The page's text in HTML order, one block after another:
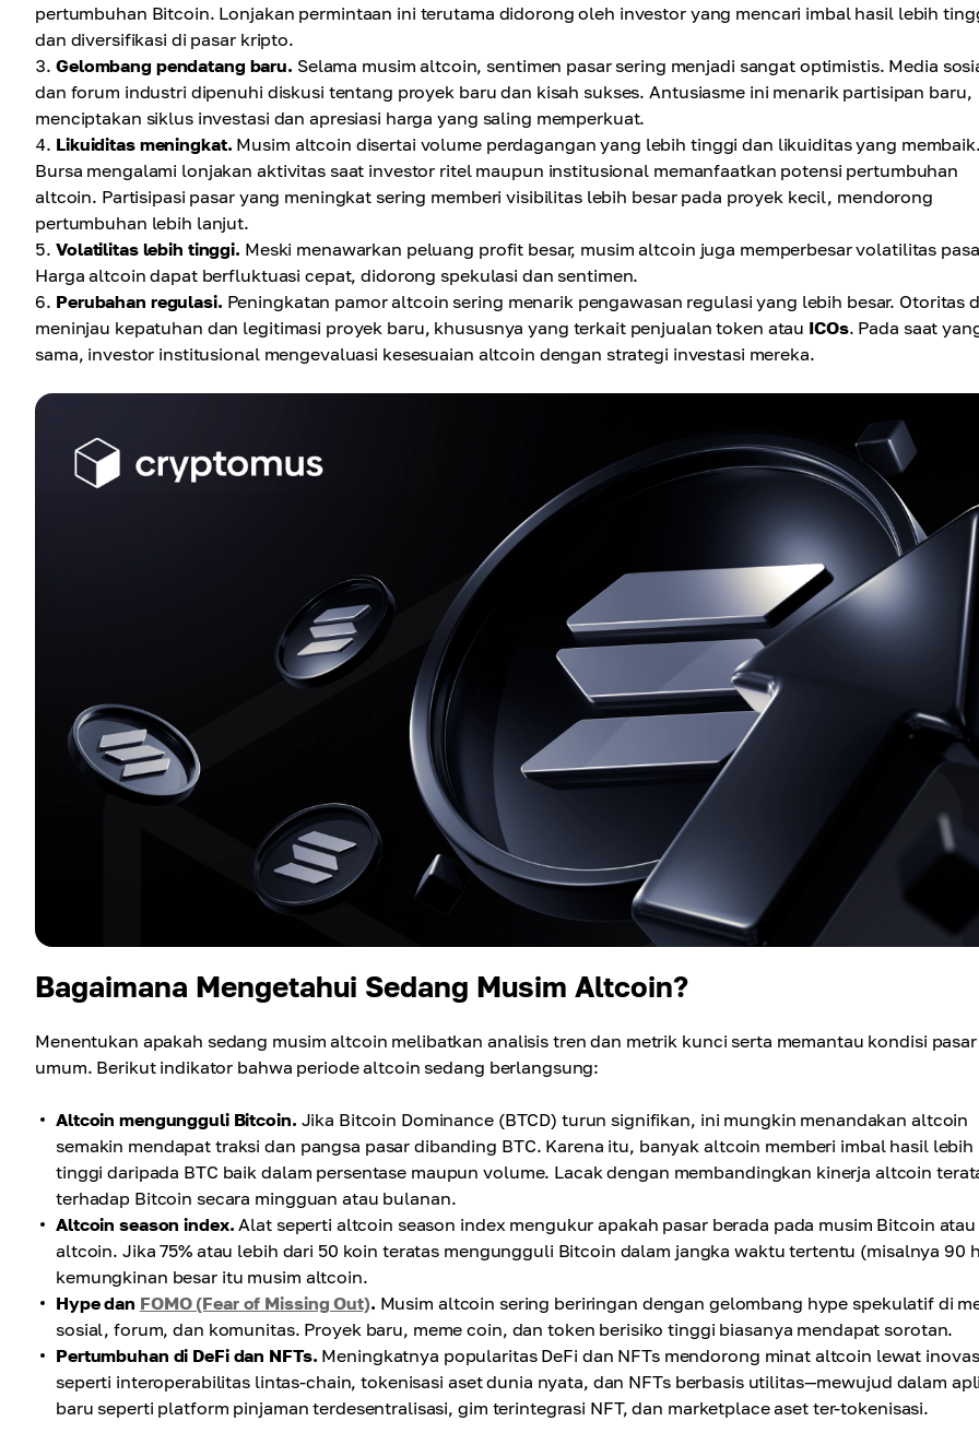
pertumbuhan Bitcoin. Lonjakan permintaan ini terutama didorong oleh investor yang mencari imbal hasil lebih
dan diversifikasi di pasar kripto.
Gelombang pendatang baru. Selama musim altcoin, sentimen pasar sering menjadi sangat optimistis. Media
dan forum industri dipenuhi diskusi tentang proyek baru dan kisah sukses. Antusiasme ini menarik partisipan baru,
menciptakan siklus investasi dan apresiasi harga yang saling memperkuat.
Likuiditas meningkat. Musim altcoin disertai volume perdagangan yang lebih tinggi dan likuiditas yang membaik.
Bursa mengalami lonjakan aktivitas saat investor ritel maupun institusional memanfaatkan potensi pertumbuhan
altcoin. Partisipasi pasar yang meningkat sering memberi visibilitas lebih besar pada proyek kecil, mendorong
pertumbuhan lebih lanjut.
Volatilitas lebih tinggi. Meski menawarkan peluang profit besar, musim altcoin juga memperbesar volatilitas
Harga altcoin dapat berfluktuasi cepat, didorong spekulasi dan sentimen.
Perubahan regulasi. Peningkatan pamor altcoin sering menarik pengawasan regulasi yang lebih besar. Otoritas
meninjau kepatuhan dan legitimasi proyek baru, khususnya yang terkait penjualan token atau ICOs. Pada saat
sama, investor institusional mengevaluasi kesesuaian altcoin dengan strategi investasi mereka.
Bagaimana Mengetahui Sedang Musim Altcoin?
Menentukan apakah sedang musim altcoin melibatkan analisis tren dan metrik kunci serta memantau kondisi pasar
umum. Berikut indikator bahwa periode altcoin sedang berlangsung:
Altcoin mengungguli Bitcoin. Jika Bitcoin Dominance (BTCD) turun signifikan, ini mungkin menandakan altcoin
semakin mendapat traksi dan pangsa pasar dibanding BTC. Karena itu, banyak altcoin memberi imbal hasil lebih
tinggi daripada BTC baik dalam persentase maupun volume. Lacak dengan membandingkan kinerja altcoin
terhadap Bitcoin secara mingguan atau bulanan.
Altcoin season index. Alat seperti altcoin season index mengukur apakah pasar berada pada musim Bitcoin atau
altcoin. Jika 75% atau lebih dari 50 koin teratas mengungguli Bitcoin dalam jangka waktu tertentu (misalnya 90
kemungkinan besar itu musim altcoin.
Hype dan FOMO (Fear of Missing Out). Musim altcoin sering beriringan dengan gelombang hype spekulatif di
sosial, forum, dan komunitas. Proyek baru, meme coin, dan token berisiko tinggi biasanya mendapat sorotan.
Pertumbuhan di DeFi dan NFTs. Meningkatnya popularitas DeFi dan NFTs mendorong minat altcoin lewat
seperti interoperabilitas lintas-chain, tokenisasi aset dunia nyata, dan NFTs berbasis utilitas—mewujud dalam
baru seperti platform pinjaman terdesentralisasi, gim terintegrasi NFT, dan marketplace aset ter-tokenisasi.